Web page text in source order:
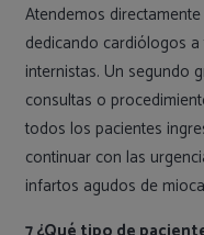
Atendemos
dedicando cardiólogos
internistas. Un segundo
consultas o
todos los pacientes
continuar con las
infartos agudos de